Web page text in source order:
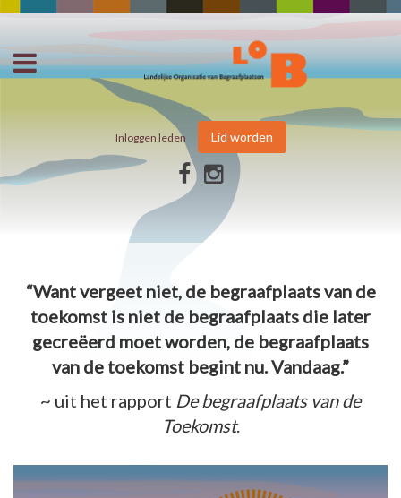
Inloggen leden Lid worden
“Want vergeet niet, de begraafplaats van de
toekomst is niet de begraafplaats die later
gecreëerd moet worden, de begraafplaats
van de toekomst begint nu. Vandaag.”
~ uit het rapport De begraafplaats van de
Toekomst.